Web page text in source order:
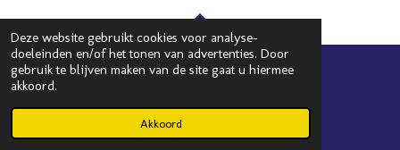
Deze website gebruikt cookies voor analyse-
doeleinden en/of het tonen van advertenties. Door
gebruik te blijven maken van de site gaat u hiermee
akkoord.
Akkoord
TOP